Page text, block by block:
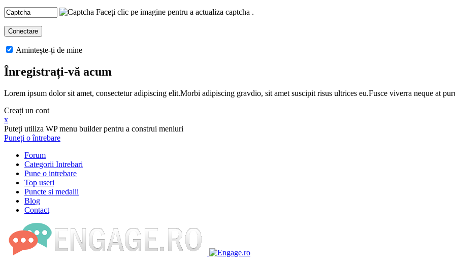
Faceți clic pe imagine pentru a actualiza captcha .
Amintește-ți de mine
Înregistrați-vă acum
Lorem ipsum dolor sit amet, consectetur adipiscing elit.Morbi adipiscing gravdio, sit amet suscipit risus ultrices eu.Fusce viverra neque at
Creați un cont
x
Puteți utiliza WP menu builder pentru a construi meniuri
Puneți o întrebare
Forum
Categorii Intrebari
Pune o intrebare
Top useri
Puncte si medalii
Blog
Contact